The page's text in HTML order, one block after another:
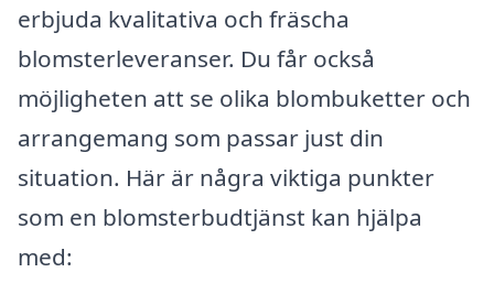
erbjuda kvalitativa och fräscha
blomsterleveranser. Du får också
möjligheten att se olika blombuketter och
arrangemang som passar just din
situation. Här är några viktiga punkter
som en blomsterbudtjänst kan hjälpa
med: